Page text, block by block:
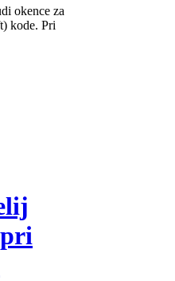
okence za
kode. Pri